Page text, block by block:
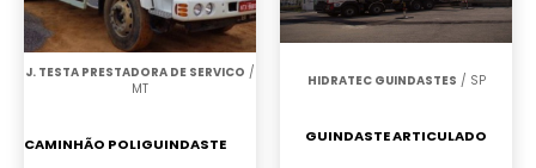
J. TESTA PRESTADORA DE SERVICO /
MT
CAMINHÃO POLIGUINDASTE
HIDRATEC GUINDASTES / SP
GUINDASTE ARTICULADO